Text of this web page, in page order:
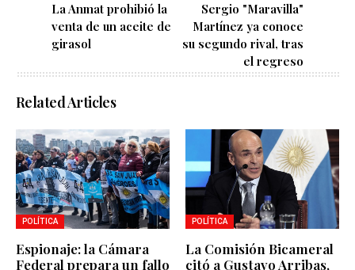
La Anmat prohibió la
venta de un aceite de
girasol
Sergio "Maravilla"
Martínez ya conoce
su segundo rival, tras
el regreso
Related Articles
POLÍTICA
Espionaje: la Cámara
Federal prepara un fallo
POLÍTICA
La Comisión Bicameral
citó a Gustavo Arribas,